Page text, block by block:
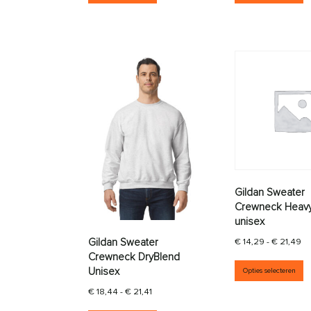
Gildan Sweater
Crewneck DryBlend
Unisex
€18,44 - € 21,41
Gildan Sweater
Crewneck
unisex
€14,29 -€ 21,49
Opties selecteren